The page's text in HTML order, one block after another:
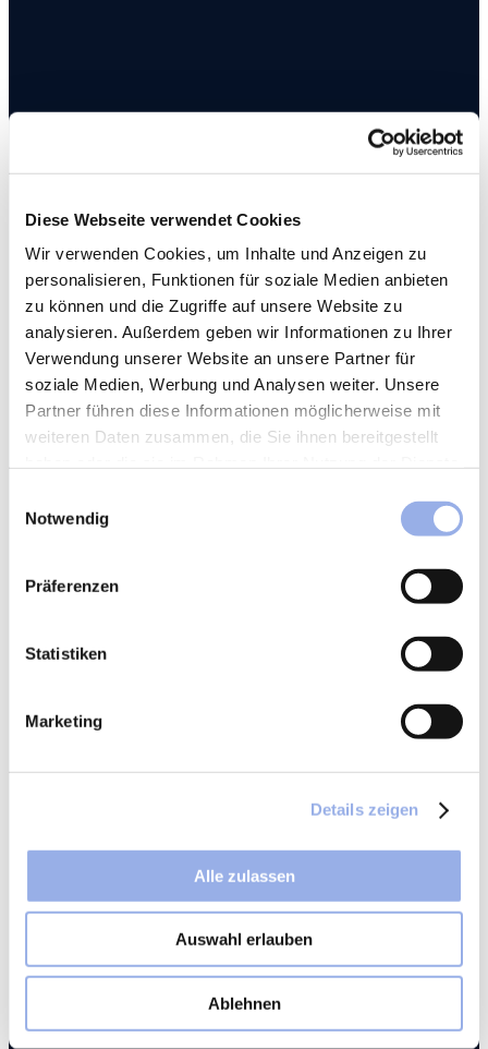
Diese Webseite verwendet Cookies
Wir verwenden Cookies, um Inhalte und Anzeigen zu
personalisieren, Funktionen für soziale Medien anbieten
zu können und die Zugriffe auf unsere Website zu
analysieren. Außerdem geben wir Informationen zu Ihrer
Verwendung unserer Website an unsere Partner für
soziale Medien, Werbung und Analysen weiter. Unsere
Partner führen diese Informationen möglicherweise mit
weiteren Daten zusammen, die Sie ihnen bereitgestellt
Notwendig
Präferenzen
Statistiken
Marketing
Details zeigen
Alle zulassen
Auswahl erlauben
Ablehnen